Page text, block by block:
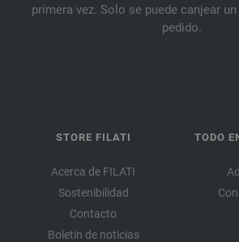
primera vez. Solo se puede canjear
pedido.
STORE FILATI
Acerca de FILATI
Sostenibilidad
Contacto
Boletín de noticias
TODO